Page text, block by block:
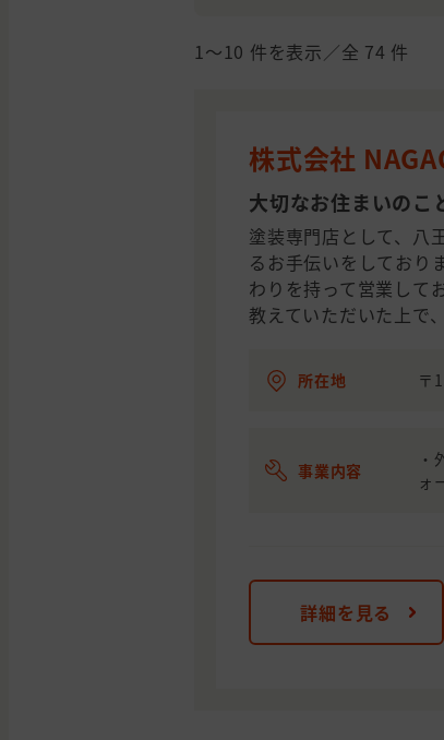
1〜10 件を表示／全 74 件
株式会社
大切なお住まいのこ
塗装専門店として、八
るお手伝いをしており
わりを持って営業して
教えていただいた上で
所在地 〒
事業内容
・
ォ
詳細を見る